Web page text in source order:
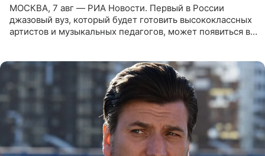
МОСКВА, 7 авг — РИА Новости. Первый в России
джазовый вуз, который будет готовить высококлассных
артистов и музыкальных педагогов, может появиться в